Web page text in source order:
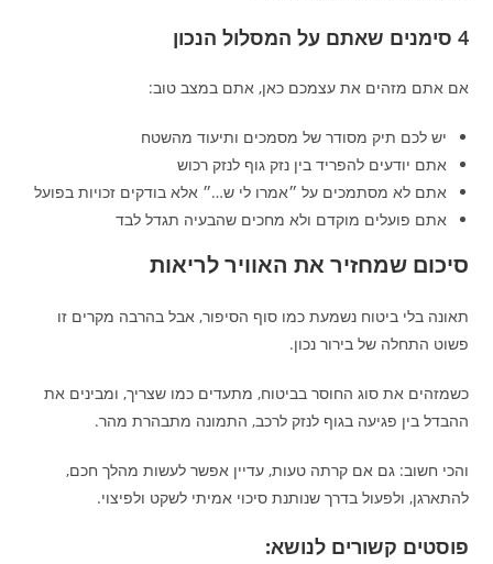
4 סימנים שאתם על המסלול הנכון
אם אתם מזהים את עצמכם כאן, אתם במצב טוב:
יש לכם תיק מסודר של מסמכים ותיעוד מהשטח
אתם יודעים להפריד בין נזק גוף לנזק רכוש
אתם לא מסתמכים על ״אמרו לי ש…״ אלא בודקים זכויות בפועל
אתם פועלים מוקדם ולא מחכים שהבעיה תגדל לבד
סיכום שמחזיר את האוויר לריאות
תאונה בלי ביטוח נשמעת כמו סוף הסיפור, אבל בהרבה מקרים זו
פשוט התחלה של בירור נכון.
כשמזהים את סוג החוסר בביטוח, מתעדים כמו שצריך, ומבינים את
ההבדל בין פגיעה בגוף לנזק לרכב, התמונה מתבהרת מהר.
והכי חשוב: גם אם קרתה טעות, עדיין אפשר לעשות מהלך חכם,
להתארגן, ולפעול בדרך שנותנת סיכוי אמיתי לשקט ולפיצוי.
פוסטים קשורים לנושא: